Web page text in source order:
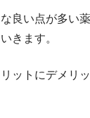
良い点が多い
きます。
ットにデメリ